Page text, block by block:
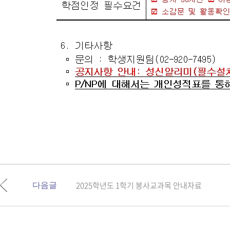
다음글 2025학년도 1학기 봉사교과목 안내자료